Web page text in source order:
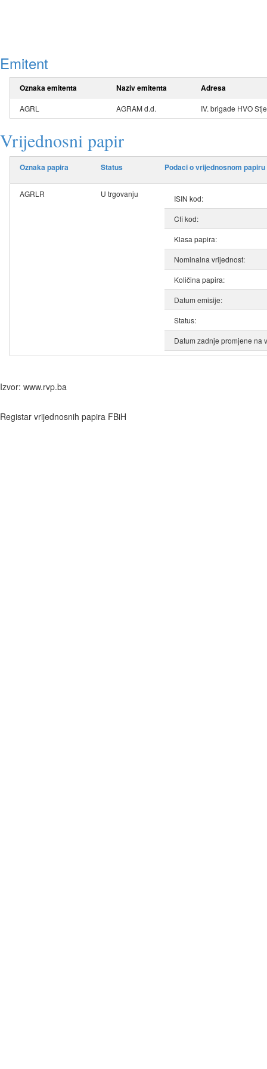
Emitent
Oznaka emitenta Naziv emitenta Adresa
AGRL AGRAM d.d. IV. brigade HVO
Vrijednosni papir
Oznaka papira Status Podaci o vrijednosnom papiru
AGRLR U trgovanju
ISIN kod:
Cfi kod:
Klasa papira:
Nominalna vrijednost:
Količina papira:
Datum emisije:
Status:
Datum zadnje promjene na
Izvor: www.rvp.ba
Registar vrijednosnih papira FBiH